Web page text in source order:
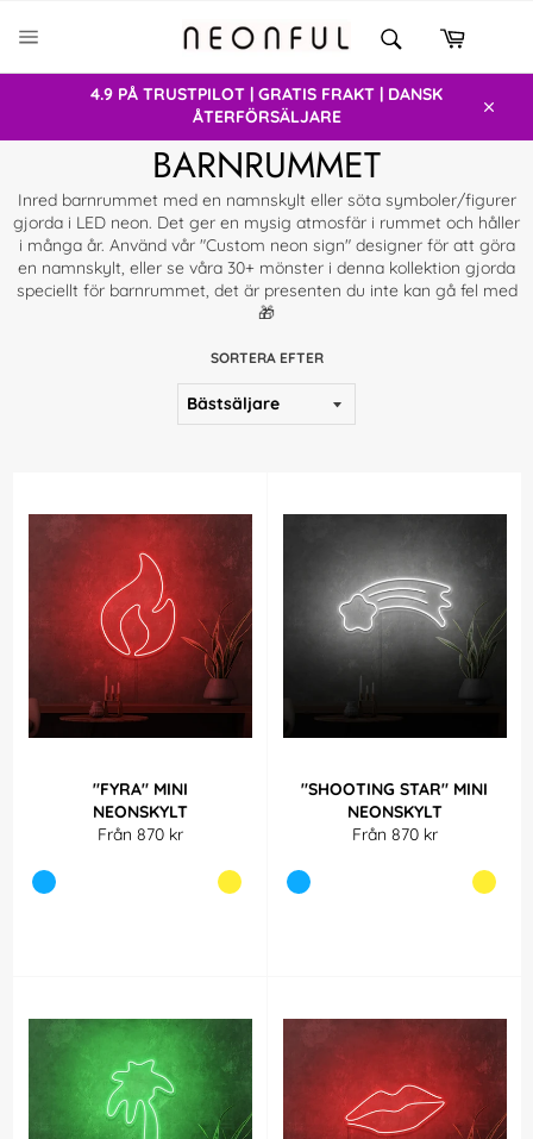
vidare
innehåll
4.9 PÅ TRUSTPILOT | GRATIS FRAKT | DANSK
ÅTERFÖRSÄLJARE
BARNRUMMET
Inred barnrummet med en namnskylt eller söta symboler/figurer
gjorda i LED neon. Det ger en mysig atmosfär i rummet och håller
i många år. Använd vår "Custom neon sign" designer för att göra
en namnskylt, eller se våra 30+ mönster i denna kollektion gjorda
speciellt för barnrummet, det är presenten du inte kan gå fel med
🎁
SORTERA EFTER
"FYRA" MINI
NEONSKYLT
Från 870 kr
"SHOOTING STAR" MINI
NEONSKYLT
Från 870 kr